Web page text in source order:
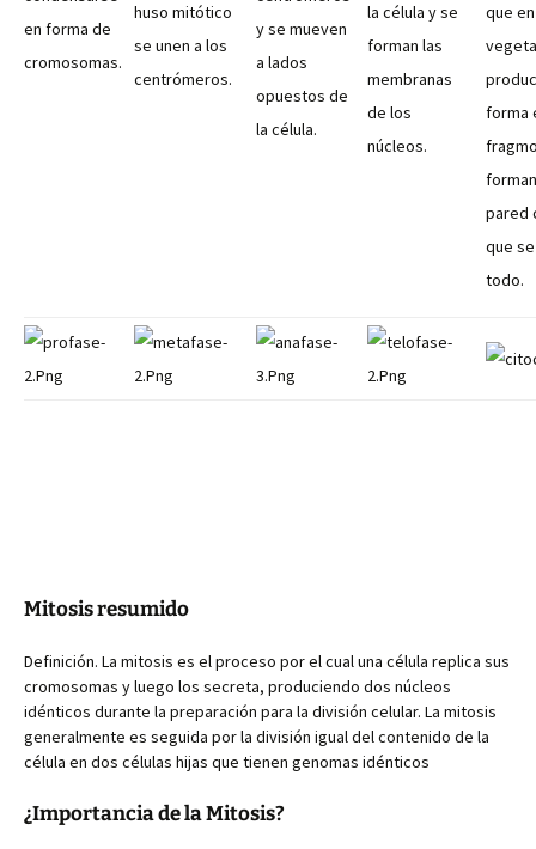
en forma de
cromosomas.
huso mitótico
se unen a los
centrómeros.
y se mueven
a lados
opuestos de
la célula.
la célula y se
forman las
membranas
de los
núcleos.
que
forma
pared
que
todo.
Mitosis resumido
Definición. La mitosis es el proceso por el cual una célula replica sus
cromosomas y luego los secreta, produciendo dos núcleos
idénticos durante la preparación para la división celular. La mitosis
generalmente es seguida por la división igual del contenido de la
célula en dos células hijas que tienen genomas idénticos
¿Importancia de la Mitosis?